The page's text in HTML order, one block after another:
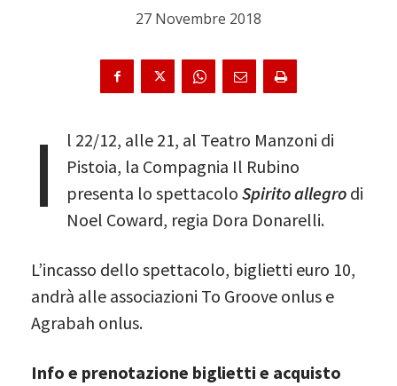
27 Novembre 2018
I
l 22/12, alle 21, al Teatro Manzoni di
Pistoia, la Compagnia Il Rubino
presenta lo spettacolo Spirito allegrodi
Noel Coward, regia Dora Donarelli.
L’incasso dello spettacolo, biglietti euro 10,
andrà alle associazioni To Groove onlus e
Agrabah onlus.
Info e prenotazione biglietti e acquisto